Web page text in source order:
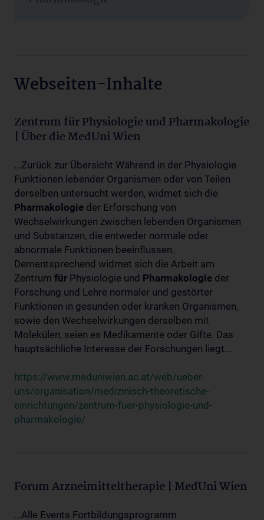
Webseiten-Inhalte
Zentrum für Physiologie und Pharmakologie
| Über die MedUni Wien
...Zurück zur Übersicht Während in der Physiologie
Funktionen lebender Organismen oder von Teilen
derselben untersucht werden, widmet sich die
Pharmakologie der Erforschung von
Wechselwirkungen zwischen lebenden Organismen
und Substanzen, die entweder normale oder
abnormale Funktionen beeinflussen.
Dementsprechend widmet sich die Arbeit am
Zentrum für Physiologie und Pharmakologie der
Forschung und Lehre normaler und gestörter
Funktionen in gesunden oder kranken Organismen,
sowie den Wechselwirkungen derselben mit
Molekülen, seien es Medikamente oder Gifte. Das
hauptsächliche Interesse der Forschungen liegt...
https://www.meduniwien.ac.at/web/ueber-
uns/organisation/medizinisch-theoretische-
einrichtungen/zentrum-fuer-physiologie-und-
pharmakologie/
Forum Arzneimitteltherapie | MedUni Wien
...Alle Events Fortbildungsprogramm